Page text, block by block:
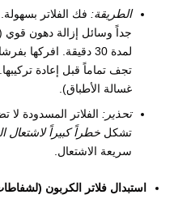
الطريقة: فك الفلاتر
جداً وسائل إزالة دهون قوي
لمدة 30 دقيقة. افركها
تجف تماماً قبل إعادة
غسالة الأطباق).
تحذير: الفلاتر المسدودة
تشكلخطراً كبيراً لاشتعال
سريعة الاشتعال.
استبدال فلاتر الكربون